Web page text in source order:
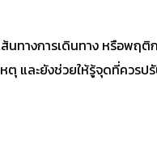
นทางการเดินทาง หรือพ
และยังช่วยให้รู้จุดที่ควร